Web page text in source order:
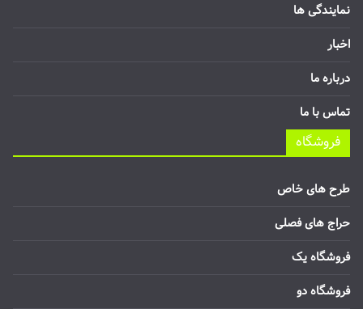
نمایندگی ها
اخبار
درباره ما
تماس با ما
فروشگاه
طرح های خاص
حراج های فصلی
فروشگاه یک
فروشگاه دو